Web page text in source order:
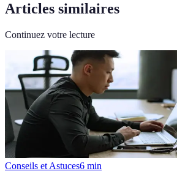
Articles similaires
Continuez votre lecture
Conseils et Astuces6 min